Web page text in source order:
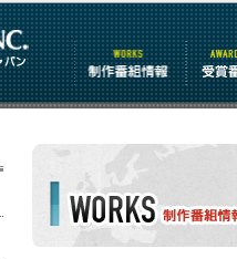
制作番組情報